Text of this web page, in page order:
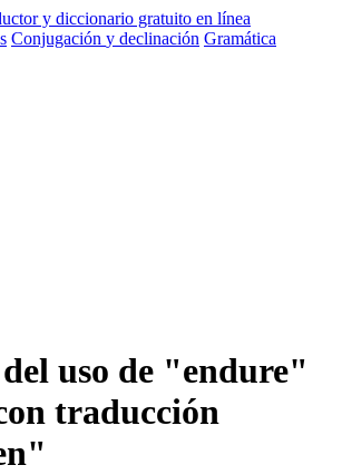
Conjugación y declinación Gramática
uso de "endure"
traducción